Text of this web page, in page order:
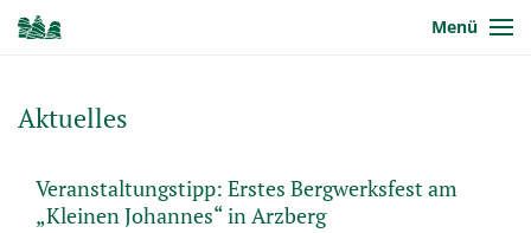
Menü
Aktuelles
Veranstaltungstipp: Erstes Bergwerksfest am
„Kleinen Johannes“ in Arzberg